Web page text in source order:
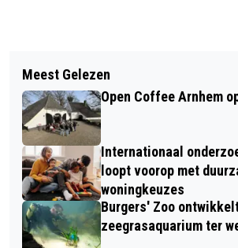
GROOTS PROGRAMMA
BEVRIJDINGSFESTIVAL
APPEN EN BELLEN OP DE
JULI VERBODEN
Meest Gelezen
Open Coffee Arnhem
Internationaal
loopt voorop met
woningkeuzes
Burgers' Zoo
zeegrasaquarium ter